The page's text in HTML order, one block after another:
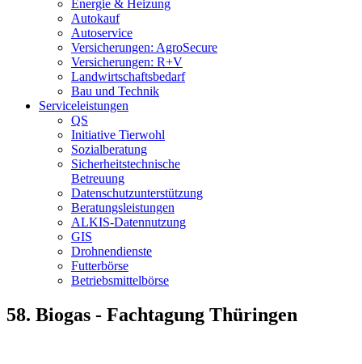
Energie & Heizung
Autokauf
Autoservice
Versicherungen: AgroSecure
Versicherungen: R+V
Landwirtschaftsbedarf
Bau und Technik
Service­­leistungen
QS
Initiative Tierwohl
Sozialberatung
Sicherheitstechnische
Betreuung
Datenschutzunterstützung
Beratungsleistungen
ALKIS-Datennutzung
GIS
Drohnendienste
Futterbörse
Betriebsmittelbörse
58. Biogas - Fachtagung Thüringen